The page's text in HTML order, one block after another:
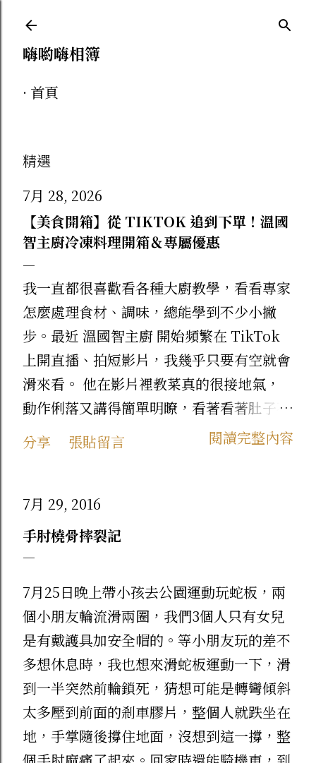
嗨喲嗨相簿
首頁
精選
7月 28, 2026
【美食開箱】從 TIKTOK 追到下單！溫國
智主廚冷凍料理開箱＆專屬優惠
我一直都很喜歡看各種大廚教學，看看專家
怎麼處理食材、調味，總能學到不少小撇
步。最近 溫國智主廚 開始頻繁在 TikTok
上開直播、拍短影片，我幾乎只要有空就會
滑來看。 他在影片裡教菜真的很接地氣，
動作俐落又講得簡單明瞭，看著看著肚子不
自覺就餓了。看久了真的忍不住，乾脆直接
到官網下單他自家的產品來試試看！ 這次
美食： 1. 料多實在！【地道港式蘿蔔糕】
當初在 TikTok 上看主廚介紹這款蘿蔔糕就
蔔、台灣前腿豬肉、香氣濃郁的紅蔥頭，還
有嚴選的金鉤蝦跟香菇。 外酥內綿 ：下鍋
用小火慢慢煎到兩面金黃，外皮酥脆、裡面
依然保留蘿蔔的清甜與綿密感，每一口都吃
得到滿滿的料！不管是拿來當早餐還是宵夜
都超級滿足。 2. 飽滿多汁！【家傳水餃
姐】（高麗菜／韭菜） 水餃絕對是家家戶
分享 張貼留言 閱讀完整內容
7月 29, 2016
手肘橈骨摔裂記
7月25日晚上帶小孩去公園運動玩蛇板，兩
個小朋友輪流滑兩圈，我們3個人只有女兒
是有戴護具加安全帽的。等小朋友玩的差不
多想休息時，我也想來滑蛇板運動一下，滑
到一半突然前輪鎖死，猜想可能是轉彎傾斜
太多壓到前面的剎車膠片，整個人就跌坐在
地，手掌隨後撐住地面，沒想到這一撐，整